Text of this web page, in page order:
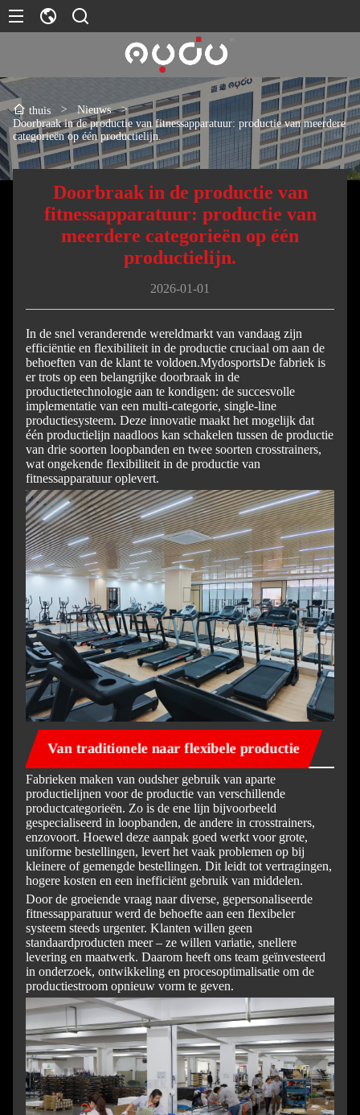
thuis > Nieuws
>
Doorbraak in de productie van fitnessapparatuur: productie van meerdere
categorieën op één productielijn.
Doorbraak in de productie van
fitnessapparatuur: productie van
meerdere categorieën op één
productielijn.
2026-01-01
In de snel veranderende wereldmarkt van vandaag zijn
efficiëntie en flexibiliteit in de productie cruciaal om aan de
behoeften van de klant te voldoen.MydosportsDe fabriek is
er trots op een belangrijke doorbraak in de
productietechnologie aan te kondigen: de succesvolle
implementatie van een multi-categorie, single-line
productiesysteem. Deze innovatie maakt het mogelijk dat
één productielijn naadloos kan schakelen tussen de productie
van drie soorten loopbanden en twee soorten crosstrainers,
wat ongekende flexibiliteit in de productie van
fitnessapparatuur oplevert.
Van traditionele naar flexibele productie
Fabrieken maken van oudsher gebruik van aparte
productielijnen voor de productie van verschillende
productcategorieën. Zo is de ene lijn bijvoorbeeld
gespecialiseerd in loopbanden, de andere in crosstrainers,
enzovoort. Hoewel deze aanpak goed werkt voor grote,
uniforme bestellingen, levert het vaak problemen op bij
kleinere of gemengde bestellingen. Dit leidt tot vertragingen,
hogere kosten en een inefficiënt gebruik van middelen.
Door de groeiende vraag naar diverse, gepersonaliseerde
fitnessapparatuur werd de behoefte aan een flexibeler
systeem steeds urgenter. Klanten willen geen
standaardproducten meer – ze willen variatie, snellere
levering en maatwerk. Daarom heeft ons team geïnvesteerd
in onderzoek, ontwikkeling en procesoptimalisatie om de
productiestroom opnieuw vorm te geven.